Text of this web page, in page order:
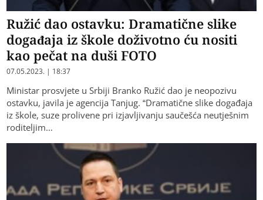
Ružić dao ostavku: Dramatične slike
događaja iz škole doživotno ću nositi
kao pečat na duši FOTO
07.05.2023. | 18:37
Ministar prosvjete u Srbiji Branko Ružić dao je neopozivu
ostavku, javila je agencija Tanjug. “Dramatične slike događaja
iz škole, suze prolivene pri izjavljivanju saučešća neutješnim
roditeljim…